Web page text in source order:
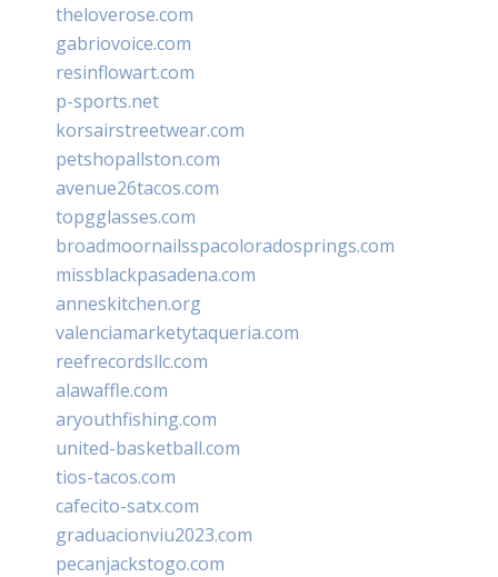
theloverose.com
gabriovoice.com
resinflowart.com
p-sports.net
korsairstreetwear.com
petshopallston.com
avenue26tacos.com
topgglasses.com
broadmoornailsspacoloradosprings.com
missblackpasadena.com
anneskitchen.org
valenciamarketytaqueria.com
reefrecordsllc.com
alawaffle.com
aryouthfishing.com
united-basketball.com
tios-tacos.com
cafecito-satx.com
graduacionviu2023.com
pecanjackstogo.com